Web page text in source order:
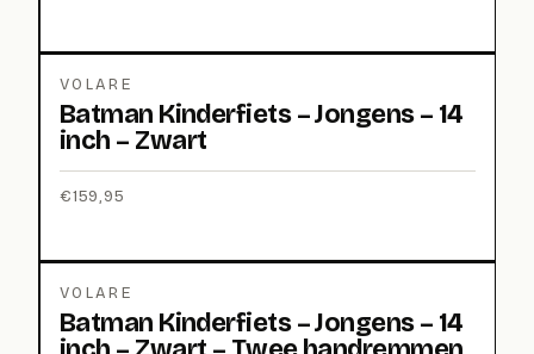
VOLARE
Batman Kinderfiets – Jongens – 14
inch – Zwart
€159,95
VOLARE
Batman Kinderfiets – Jongens – 14